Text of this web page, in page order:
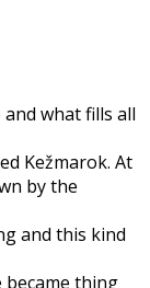
what fills all
Kežmarok. At
by the
and this kind
thing